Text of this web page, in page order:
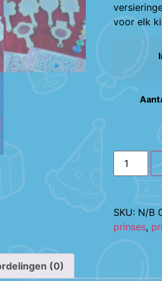
voor elk
SKU: N/B
prinses,
(0)